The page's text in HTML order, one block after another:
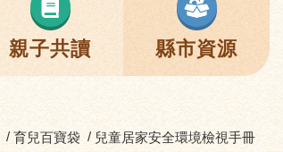
親子共讀 縣市資源
育兒百寶袋 兒童居家安全環境檢視手冊